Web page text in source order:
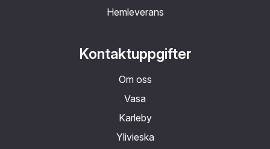
Hemleverans
Kontaktuppgifter
Om oss
Vasa
Karleby
Ylivieska